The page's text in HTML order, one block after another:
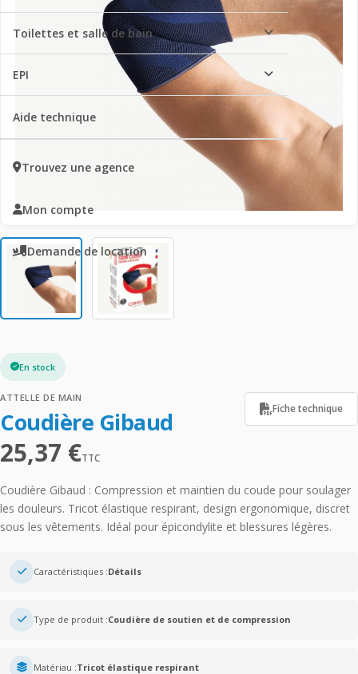
Toilettes et salle de bain
EPI
Aide technique
Trouvez une agence
Mon compte
Demande de location
En stock
ATTELLE DE MAIN
Coudière Gibaud Fiche technique
25,37 €TTC
Coudière Gibaud : Compression et maintien du coude pour soulager
les douleurs. Tricot élastique respirant, design ergonomique, discret
sous les vêtements. Idéal pour épicondylite et blessures légères.
Caractéristiques :Détails
Type de produit :Coudière de soutien et de compression
Matériau :Tricot élastique respirant